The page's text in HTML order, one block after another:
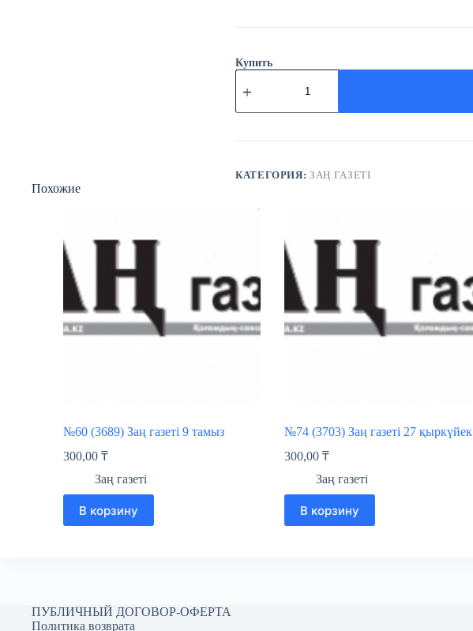
Купить
Количество
товара
(3717)
газеті
қараша
КАТЕГОРИЯ:ЗАҢ ГАЗЕТІ
Похожие
№60 (3689) Заң газеті 9 тамыз
300,00 ₸
Заң газеті
В корзину
№74 (3703) Заң газеті 27 қыркүйек
300,00 ₸
Заң газеті
В корзину
ПУБЛИЧНЫЙ ДОГОВОР-ОФЕРТА
Политика возврата